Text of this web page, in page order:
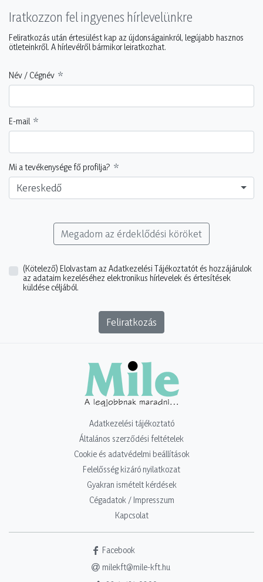
Iratkozzon fel ingyenes hírlevelünkre
Feliratkozás után értesülést kap az újdonságainkról, legújabb hasznos
ötleteinkről. A hírlevélről bármikor leiratkozhat.
Név / Cégnév
E-mail
Mi a tevékenysége fő profilja?
Kereskedő
Megadom az érdeklődési köröket
(Kötelező) Elolvastam az Adatkezelési Tájékoztatót és hozzájárulok
az adataim kezeléséhez elektronikus hírlevelek és értesítések
küldése céljából.
Feliratkozás
Adatkezelési tájékoztató
Általános szerződési feltételek
Cookie és adatvédelmi beállítások
Felelősség kizáró nyilatkozat
Gyakran ismételt kérdések
Cégadatok / Impresszum
Kapcsolat
Facebook
milekft@mile-kft.hu